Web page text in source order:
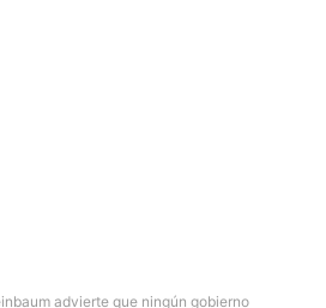
advierte que ningún gobierno